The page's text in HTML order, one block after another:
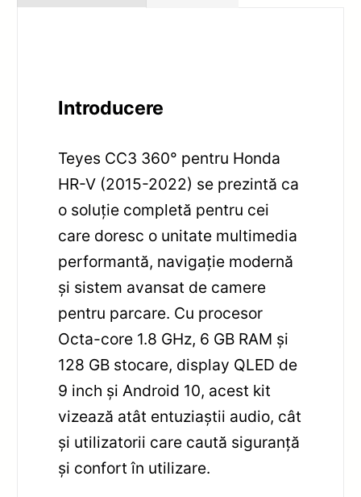
Introducere
Teyes CC3 360° pentru Honda
HR-V (2015-2022) se prezintă ca
o soluție completă pentru cei
care doresc o unitate multimedia
performantă, navigație modernă
și sistem avansat de camere
pentru parcare. Cu procesor
Octa-core 1.8 GHz, 6 GB RAM și
128 GB stocare, display QLED de
9 inch și Android 10, acest kit
vizează atât entuziaștii audio, cât
și utilizatorii care caută siguranță
și confort în utilizare.